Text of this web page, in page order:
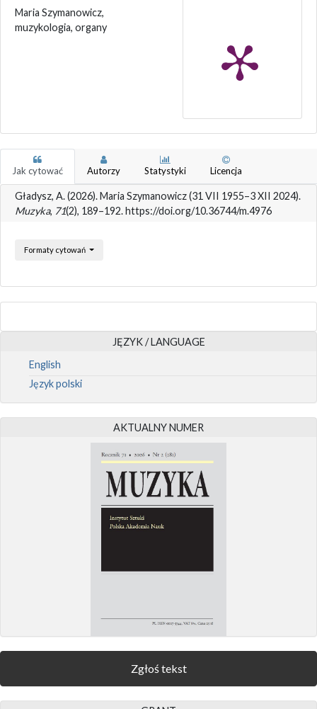
Maria Szymanowicz,
muzykologia, organy
Jak cytować Autorzy Statystyki Licencja
Gładysz, A. (2026). Maria Szymanowicz (31 VII 1955–3 XII 2024).
Muzyka, 71(2), 189–192. https://doi.org/10.36744/m.4976
Formaty cytowań
JĘZYK / LANGUAGE
English
Język polski
AKTUALNY NUMER
Zgłoś tekst